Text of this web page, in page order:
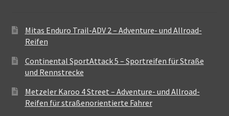
Mitas Enduro Trail-ADV 2 – Adventure- und Allroad-
Reifen
Continental SportAttack 5 – Sportreifen für Straße
und Rennstrecke
Metzeler Karoo 4 Street – Adventure- und Allroad-
Reifen für straßenorientierte Fahrer